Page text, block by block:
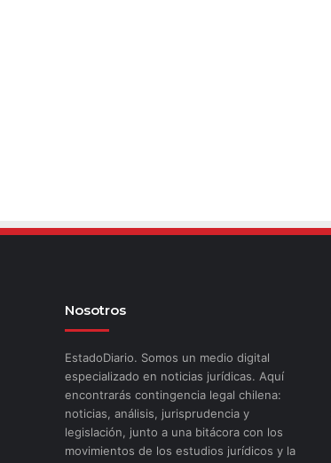
Nosotros
EstadoDiario. Somos un medio digital
especializado en noticias jurídicas. Aquí
encontrarás contingencia legal chilena:
noticias, análisis, jurisprudencia y
legislación, junto a una bitácora con los
movimientos de los estudios jurídicos y la